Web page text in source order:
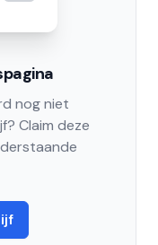
nog niet
Claim deze